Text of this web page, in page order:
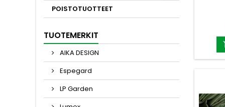
POISTOTUOTTEET
TUOTEMERKIT
AIKA DESIGN
Espegard
LP Garden